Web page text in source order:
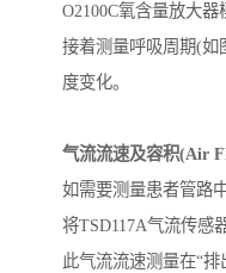
O2100C氧含量放大器
接着测量呼吸周期(如
度变化。
气流流速及容积(Air
如需要测量患者管路
将TSD117A气流传感
此气流流速测量在“排